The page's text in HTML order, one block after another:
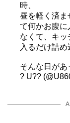
時、
昼を軽く済ま
て何かお腹に
なくて、キッ
入るだけ詰
そんな日があ
? U??